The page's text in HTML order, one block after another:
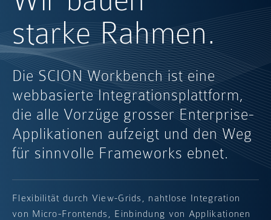
starke Rahmen.
Die SCION Workbench ist eine
webbasierte Integrationsplattform,
die alle Vorzüge grosser Enterprise-
Applikationen aufzeigt und den Weg
für sinnvolle Frameworks ebnet.
Flexibilität durch View-Grids, nahtlose Integration
von Micro-Frontends, Einbindung von Applikationen